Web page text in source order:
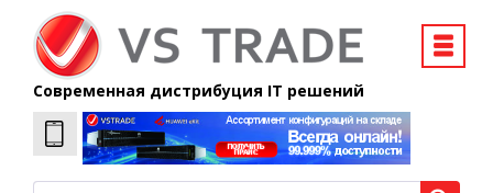
Современная дистрибуция IT решений